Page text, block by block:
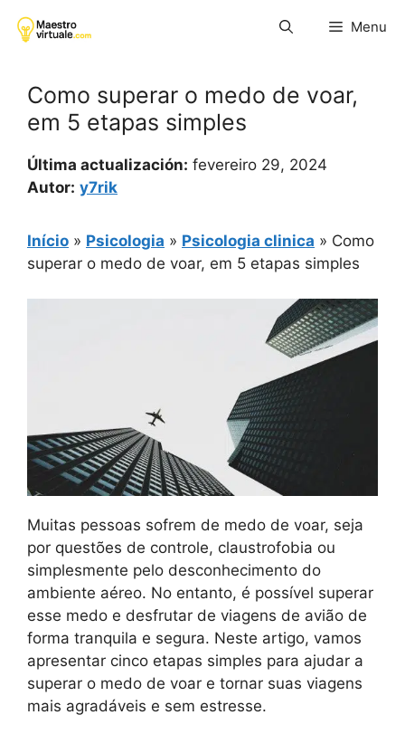
para
Menu
Como superar o medo de voar,
em 5 etapas simples
Última actualización: fevereiro 29, 2024
Autor: y7rik
Início » Psicologia » Psicologia clinica » Como
superar o medo de voar, em 5 etapas simples
Muitas pessoas sofrem de medo de voar, seja
por questões de controle, claustrofobia ou
simplesmente pelo desconhecimento do
ambiente aéreo. No entanto, é possível superar
esse medo e desfrutar de viagens de avião de
forma tranquila e segura. Neste artigo, vamos
apresentar cinco etapas simples para ajudar a
superar o medo de voar e tornar suas viagens
mais agradáveis e sem estresse.